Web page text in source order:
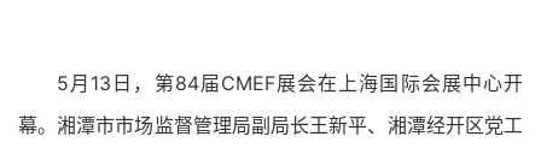
5月13日，第84届CMEF展会在上海国际会展中心开
幕。湘潭市市场监督管理局副局长王新平、湘潭经开区党工